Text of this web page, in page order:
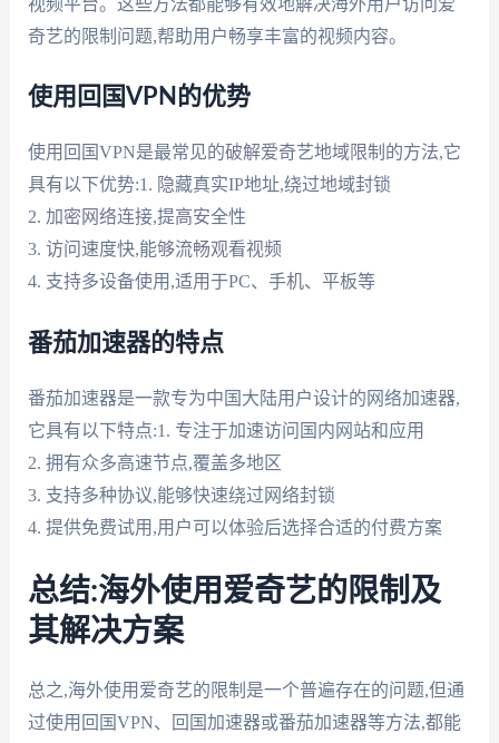
奇艺的限制问题,帮助用户畅享丰富的视频内容。
使用回国VPN的优势
使用回国VPN是最常见的破解爱奇艺地域限制的方法,它
具有以下优势:1. 隐藏真实IP地址,绕过地域封锁
2. 加密网络连接,提高安全性
3. 访问速度快,能够流畅观看视频
4. 支持多设备使用,适用于PC、手机、平板等
番茄加速器的特点
番茄加速器是一款专为中国大陆用户设计的网络加速器,
它具有以下特点:1. 专注于加速访问国内网站和应用
2. 拥有众多高速节点,覆盖多地区
3. 支持多种协议,能够快速绕过网络封锁
4. 提供免费试用,用户可以体验后选择合适的付费方案
总结:海外使用爱奇艺的限制及
其解决方案
总之,海外使用爱奇艺的限制是一个普遍存在的问题,但通
过使用回国VPN、回国加速器或番茄加速器等方法,都能